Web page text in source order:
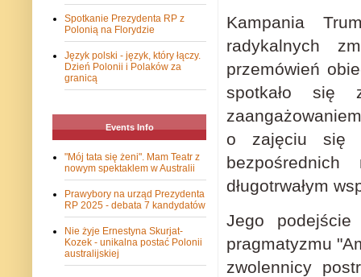
Kampania
radykalnych
przemówień
spotkało się
o zajęciu się
długotrwałym
Jego
pragmatyzmu
zwolennicy
Spotkanie Prezydenta RP z
Polonią na Florydzie
Język polski - język, który łączy.
Dzień Polonii i Polaków za
granicą
Events Info
"Mój tata się żeni". Mam Teatr z
nowym spektaklem w Australii
Prawybory na urząd Prezydenta
RP 2025 - debata 7 kandydatów
Nie żyje Ernestyna Skurjat-
Kozek - unikalna postać Polonii
australijskiej